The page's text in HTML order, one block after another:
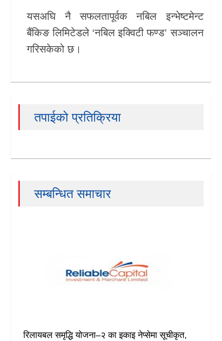
यसअघि नै सफलतापूर्वक नबिल इन्भेष्टमेन्ट
बैंकिङ लिमिटेडले ‘नबिल इक्विटी फण्ड’ सञ्चालन
गरिसकेको छ।
तपाईको प्रतिक्रिया
सम्बन्धित समाचार
रिलायबल समृद्धि योजना–२ का इकाइ नेप्सेमा सूचीकृत,